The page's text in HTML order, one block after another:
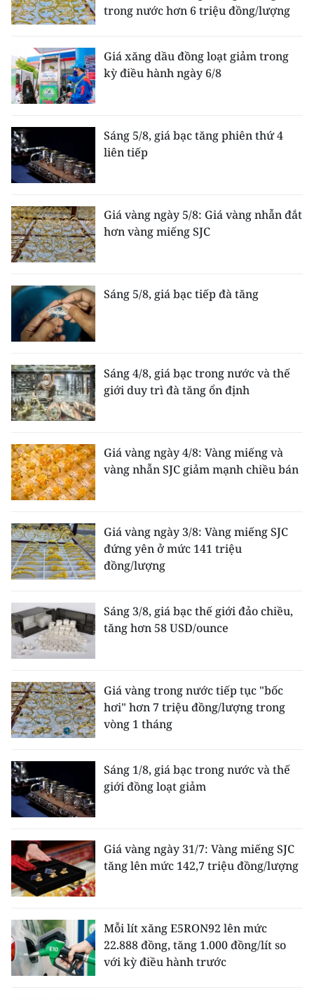
trong nước hơn 6 triệu đồng/lượng
Giá xăng dầu đồng loạt giảm trong
kỳ điều hành ngày 6/8
Sáng 5/8, giá bạc tăng phiên thứ 4
liên tiếp
Giá vàng ngày 5/8: Giá vàng nhẫn đắt
hơn vàng miếng SJC
Sáng 5/8, giá bạc tiếp đà tăng
Sáng 4/8, giá bạc trong nước và thế
giới duy trì đà tăng ổn định
Giá vàng ngày 4/8: Vàng miếng và
vàng nhẫn SJC giảm mạnh chiều bán
Giá vàng ngày 3/8: Vàng miếng SJC
đứng yên ở mức 141 triệu
đồng/lượng
Sáng 3/8, giá bạc thế giới đảo chiều,
tăng hơn 58 USD/ounce
Giá vàng trong nước tiếp tục "bốc
hơi" hơn 7 triệu đồng/lượng trong
vòng 1 tháng
Sáng 1/8, giá bạc trong nước và thế
giới đồng loạt giảm
Giá vàng ngày 31/7: Vàng miếng SJC
tăng lên mức 142,7 triệu đồng/lượng
Mỗi lít xăng E5RON92 lên mức
22.888 đồng, tăng 1.000 đồng/lít so
với kỳ điều hành trước